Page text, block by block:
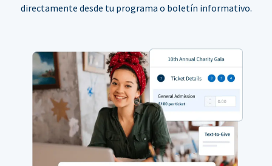
directamente desde tu programa o boletín informativo.